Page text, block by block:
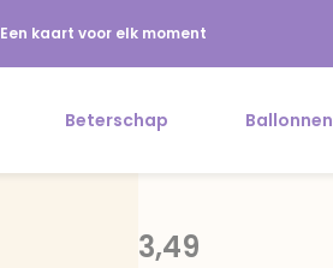
Een kaart voor elk moment
Beterschap Ballonnen
3,49